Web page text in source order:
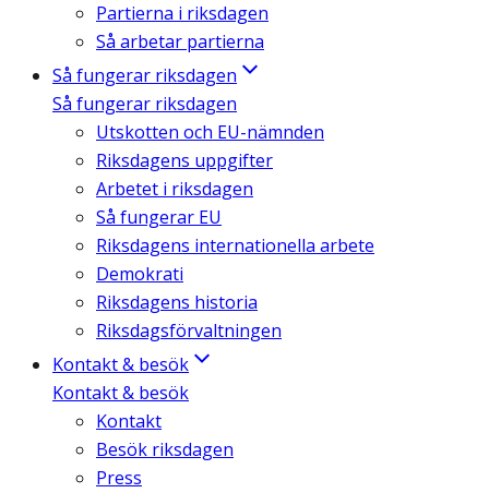
Partierna i riksdagen
Så arbetar partierna
Så fungerar riksdagen
Så fungerar riksdagen
Utskotten och EU-nämnden
Riksdagens uppgifter
Arbetet i riksdagen
Så fungerar EU
Riksdagens internationella arbete
Demokrati
Riksdagens historia
Riksdagsförvaltningen
Kontakt & besök
Kontakt & besök
Kontakt
Besök riksdagen
Press